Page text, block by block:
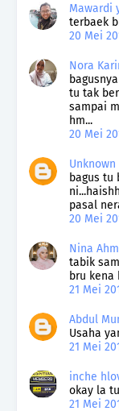
Mawardi
terbaek
20 Mei
Nora
tu tak
sampai
hm...
20 Mei
Unknown
bagus tu
pasal
20 Mei
Nina
tabik
bru kena
21 Mei
Abdul
Usaha
21 Mei
inche
okay la
21 Mei